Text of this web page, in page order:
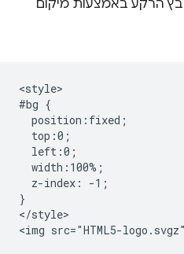
הרקע באמצעות מיקום
<style>
#bg {
  position:fixed;
  top:0;
  left:0;
  width:100%;
  z-index: -1;
}
</style>